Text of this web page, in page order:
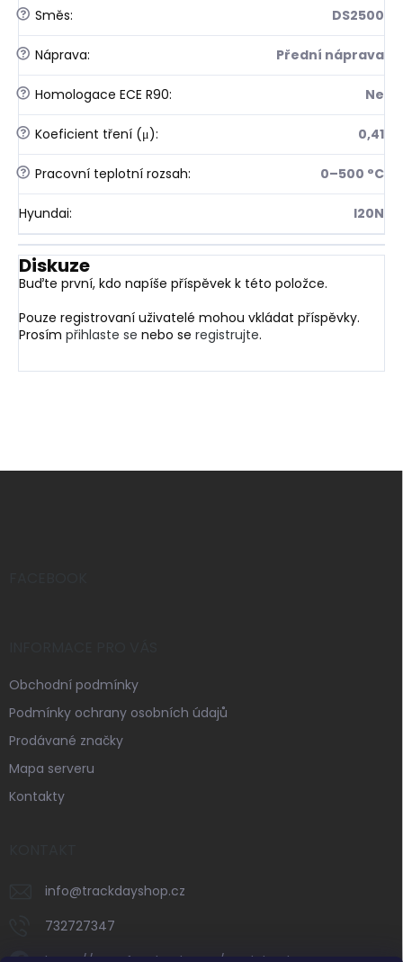
? Směs: DS2500
? Náprava: Přední náprava
? Homologace ECE R90: Ne
? Koeficient tření (μ): 0,41
? Pracovní teplotní rozsah: 0–500 °C
Hyundai: I20N
Diskuze
Buďte první, kdo napíše příspěvek k této položce.
Pouze registrovaní uživatelé mohou vkládat příspěvky.
Prosím přihlaste se nebo se registrujte.
Obchodní podmínky
Podmínky ochrany osobních údajů
Prodávané značky
Mapa serveru
Kontakty
info@trackdayshop.cz
732727347